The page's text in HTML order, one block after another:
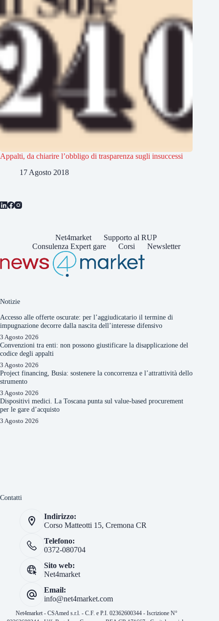
Appalti, da chiarire l’obbligo di trasparenza sugli insuccessi
17 Agosto 2018
Net4market
Supporto al RUP
Consulenza Expert gare
Corsi Newsletter
Notizie
Accesso alle offerte oscurate: per l’aggiudicatario il termine di
impugnazione decorre dalla nascita dell’interesse difensivo
3 Agosto 2026
Convenzioni tra enti: non possono giustificare la disapplicazione del
codice degli appalti
3 Agosto 2026
Project financing, Busia: sostenere la concorrenza e l’attrattività dello
strumento
3 Agosto 2026
Dispositivi medici. La Toscana punta sul value-based procurement
per le gare d’acquisto
3 Agosto 2026
Contatti
Indirizzo:
Corso Matteotti 15, Cremona CR
Telefono:
0372-080704
Sito web:
Net4market
Email:
info@net4market.com
Net4market - CSAmed s.r.l. - C.F. e P.I. 02362600344 - Iscrizione N°